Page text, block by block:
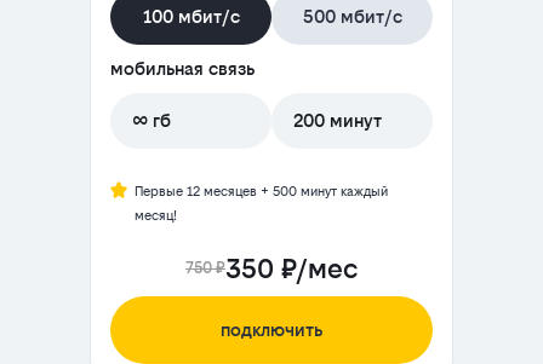
100 мбит/с 500 мбит/с
мобильная связь
∞ гб 200 минут
Первые 12 месяцев + 500 минут каждый
месяц!
750 ₽350 ₽/мес
подключить